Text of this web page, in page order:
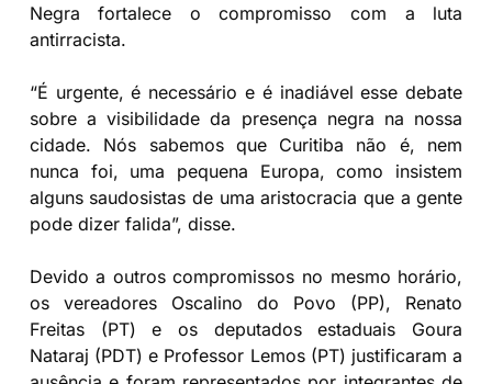
Negra fortalece o compromisso com a luta
antirracista.
“É urgente, é necessário e é inadiável esse debate
sobre a visibilidade da presença negra na nossa
cidade. Nós sabemos que Curitiba não é, nem
nunca foi, uma pequena Europa, como insistem
alguns saudosistas de uma aristocracia que a gente
pode dizer falida”, disse.
Devido a outros compromissos no mesmo horário,
os vereadores Oscalino do Povo (PP), Renato
Freitas (PT) e os deputados estaduais Goura
Nataraj (PDT) e Professor Lemos (PT) justificaram a